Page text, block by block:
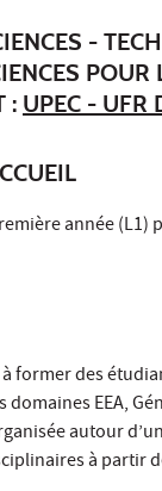
-
POUR
: UPEC - UFR
année (L1)
former des
domaines EEA,
autour
à partir